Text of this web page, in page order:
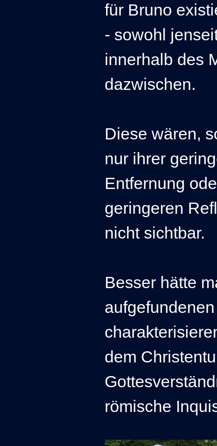
für Bruno
- sowohl
innerhalb des
dazwischen.
Diese wären,
nur ihrer
Entfernung
geringeren
nicht sichtbar.
Besser hätte
dem
römische